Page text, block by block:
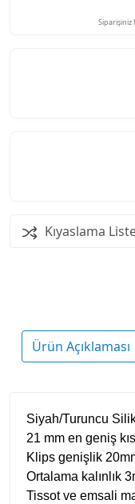
Kıyaslama
Ürün Açıklaması
Siyah/Turuncu
21 mm en geniş
Klips genişlik
Ortalama kalınlık
Tissot ve emsali